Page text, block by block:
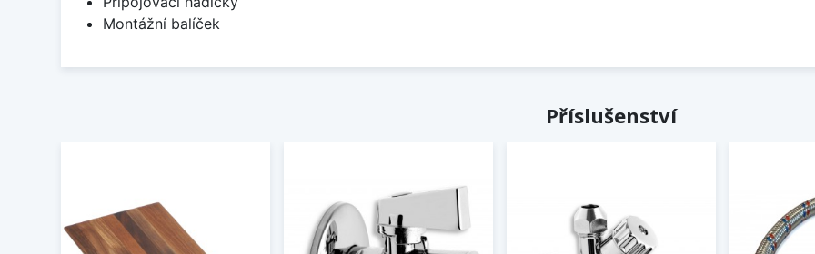
Montážní balíček
Příslušenství